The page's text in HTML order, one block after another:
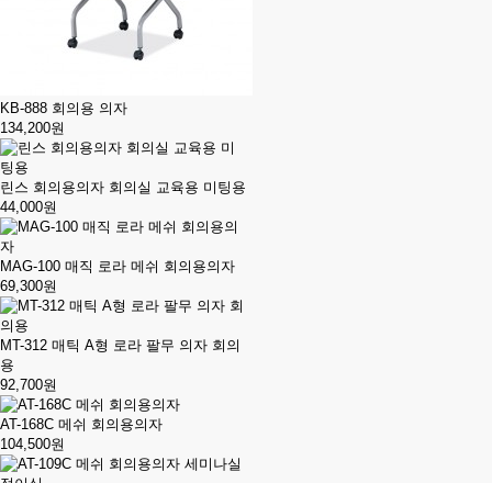
KB-888 회의용 의자
134,200원
린스 회의용의자 회의실 교육용 미팅용
44,000원
MAG-100 매직 로라 메쉬 회의용의자
69,300원
MT-312 매틱 A형 로라 팔무 의자 회의
용
92,700원
AT-168C 메쉬 회의용의자
104,500원